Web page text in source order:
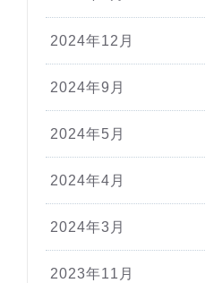
2024年12月
2024年9月
2024年5月
2024年4月
2024年3月
2023年11月